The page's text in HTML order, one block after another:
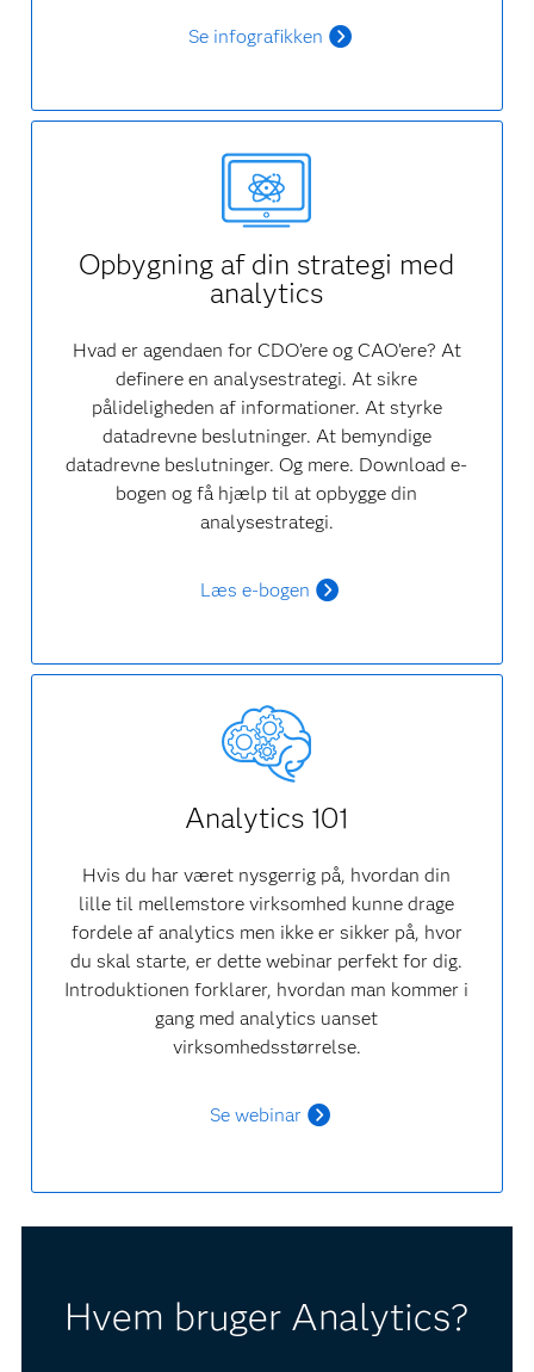
Se infografikken
Opbygning af din strategi med
analytics
Hvad er agendaen for CDO’ere og CAO’ere? At
definere en analysestrategi. At sikre
pålideligheden af informationer. At styrke
datadrevne beslutninger. At bemyndige
datadrevne beslutninger. Og mere. Download e-
bogen og få hjælp til at opbygge din
analysestrategi.
Læs e-bogen
Analytics 101
Hvis du har været nysgerrig på, hvordan din
lille til mellemstore virksomhed kunne drage
fordele af analytics men ikke er sikker på, hvor
du skal starte, er dette webinar perfekt for dig.
Introduktionen forklarer, hvordan man kommer i
gang med analytics uanset
virksomhedsstørrelse.
Se webinar
Hvem bruger Analytics?